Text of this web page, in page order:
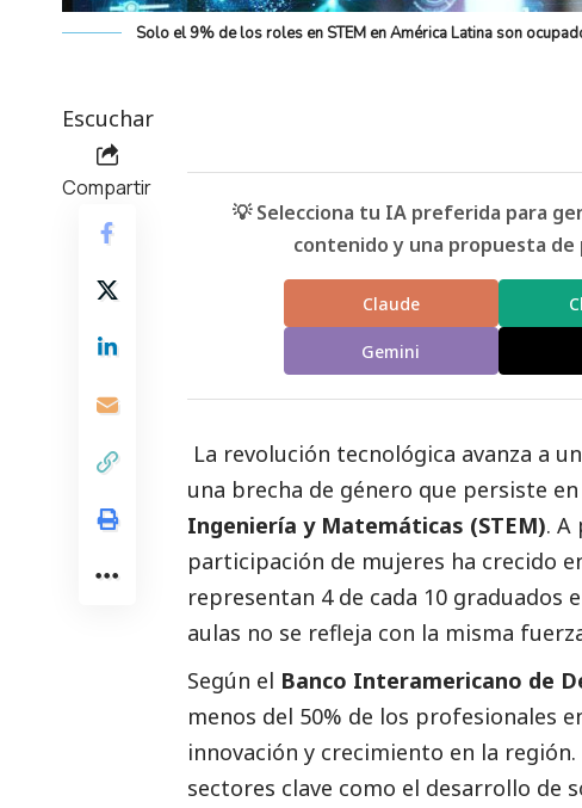
Solo el 9% de los roles en STEM en América Latina son
Escuchar
Compartir
💡 Selecciona tu IA preferida para
contenido y una propuesta de
Claude
Gemini
La revolución tecnológica avanza a
una brecha de género que persiste en
Ingeniería y Matemáticas (STEM). A
participación de mujeres ha crecido
representan 4 de cada 10 graduados
aulas no se refleja con la misma
Según el Banco Interamericano de
menos del 50% de los profesionales
innovación y crecimiento en la
sectores clave como el desarrollo de